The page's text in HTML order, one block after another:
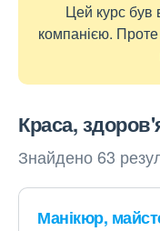
Цей курс був
компанією. Проте
Краса,
Знайдено 63
Манікюр,